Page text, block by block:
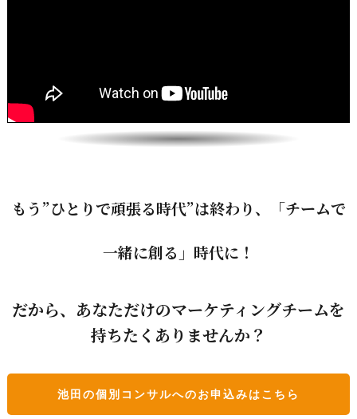
もう”ひとりで頑張る時代”は終わり、 「チームで
一緒に創る」時代に！
だから、 あなただけのマーケティングチームを
持ちたくありませんか？
池田の個別コンサルへのお申込みはこちら